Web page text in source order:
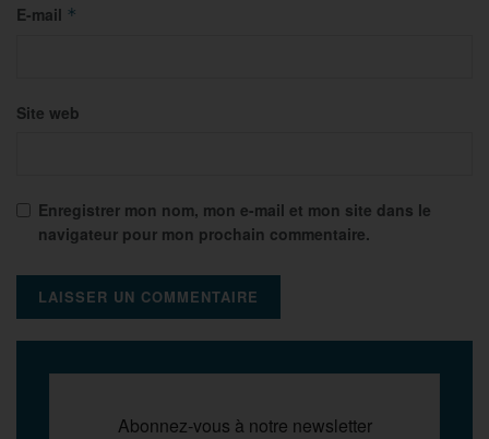
E-mail *
Site web
Enregistrer mon nom, mon e-mail et mon site dans le
navigateur pour mon prochain commentaire.
Abonnez-vous à notre newsletter